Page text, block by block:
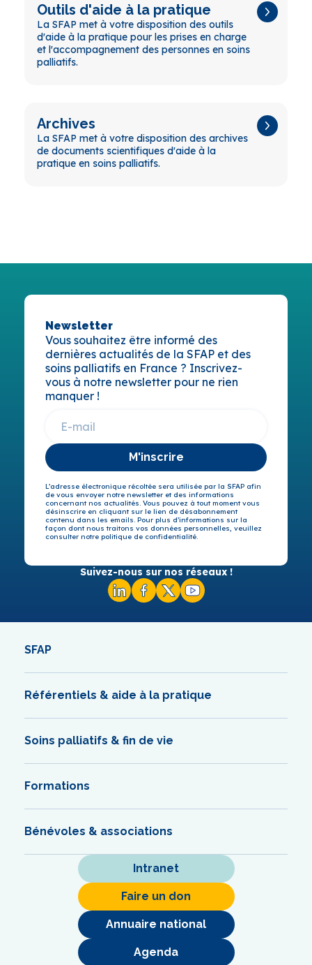
Outils d'aide à la pratique
La SFAP met à votre disposition des outils
d'aide à la pratique pour les prises en charge
et l'accompagnement des personnes en soins
palliatifs.
Archives
La SFAP met à votre disposition des archives
de documents scientifiques d'aide à la
pratique en soins palliatifs.
Newsletter
Vous souhaitez être informé des
dernières actualités de la SFAP et des
soins palliatifs en France ? Inscrivez-
vous à notre newsletter pour ne rien
manquer !
M'inscrire
L’adresse électronique récoltée sera utilisée par la SFAP afin
de vous envoyer notre newsletter et des informations
concernant nos actualités. Vous pouvez à tout moment vous
désinscrire en cliquant sur le lien de désabonnement
contenu dans les emails. Pour plus d’informations sur la
façon dont nous traitons vos données personnelles, veuillez
consulter notre politique de confidentialité.
Suivez-nous sur nos réseaux !
SFAP
Référentiels & aide à la pratique
Soins palliatifs & fin de vie
Formations
Bénévoles & associations
Intranet
Faire un don
Annuaire national
Agenda